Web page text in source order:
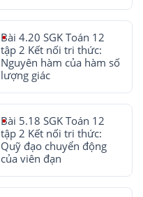
Bài 4.20 SGK Toán 12
tập 2 Kết nối tri thức:
Nguyên hàm của hàm số
lượng giác
Bài 5.18 SGK Toán 12
tập 2 Kết nối tri thức:
Quỹ đạo chuyển động
của viên đạn